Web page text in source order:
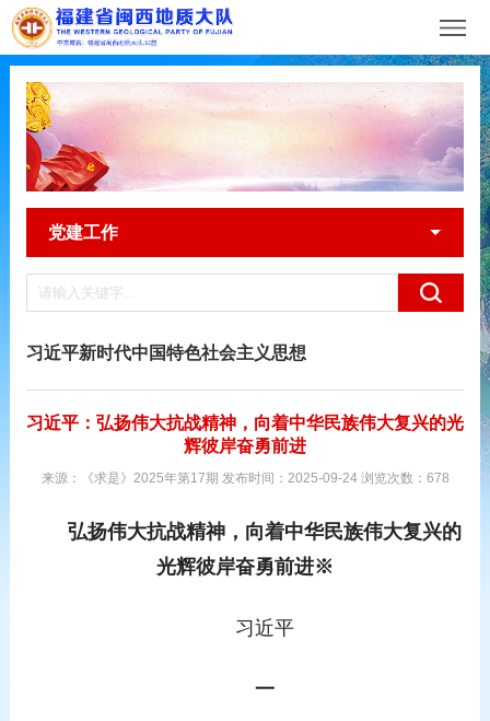
党建工作
习近平新时代中国特色社会主义思想
习近平：弘扬伟大抗战精神，向着中华民族伟大复兴的光
辉彼岸奋勇前进
来源：《求是》2025年第17期 发布时间：2025-09-24 浏览次数：678
弘扬伟大抗战精神，向着中华民族伟大复兴的
光辉彼岸奋勇前进※
习近平
一